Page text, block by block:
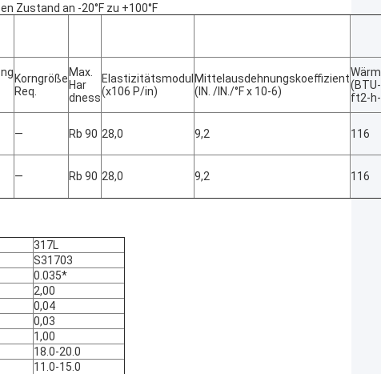
Zustand an -20°F zu +100°F
Korngröße
Req.
Max.
Har
dness
Elastizitätsmodul
(x106 P/in)
Mittelausdehnungskoeffizient
(IN. /IN./°F x 10-6)
ft2-h-
— Rb 90 28,0 9,2 116
— Rb 90 28,0 9,2 116
317L
S31703
0.035*
2,00
0,04
0,03
1,00
18.0-20.0
11.0-15.0